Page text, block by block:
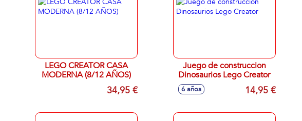
LEGO CREATOR CASA
MODERNA (8/12 AÑOS)
34,95 €
Juego de construccion
Dinosaurios Lego Creator
6 años 14,95 €